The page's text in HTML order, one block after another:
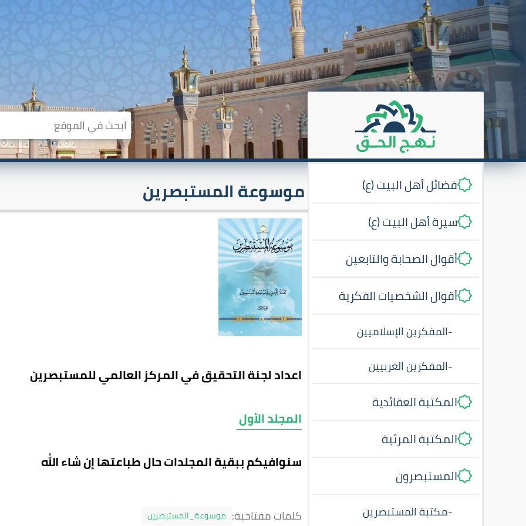
فضائل أهل البيت (ع)
سيرة أهل البيت (ع)
أقوال الصحابة والتابعين
أقوال الشخصيات الفكرية
-المفكرين الإسلاميين
-المفكرين الغربيين
المكتبة العقائدية
المكتبة المرئية
المستبصرون
-مكتبة المستبصرين
موسوعة المستبصرين
اعداد لجنة التحقيق في المركز العالمي للمستبصرين
المجلد الأول
سنوافيكم ببقية المجلدات حال طباعتها إن شاء الله
كلمات مفتاحية: موسوعة_المستبصرين